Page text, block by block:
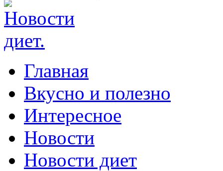
Главная
Вкусно и полезно
Интересное
Новости
Новости диет